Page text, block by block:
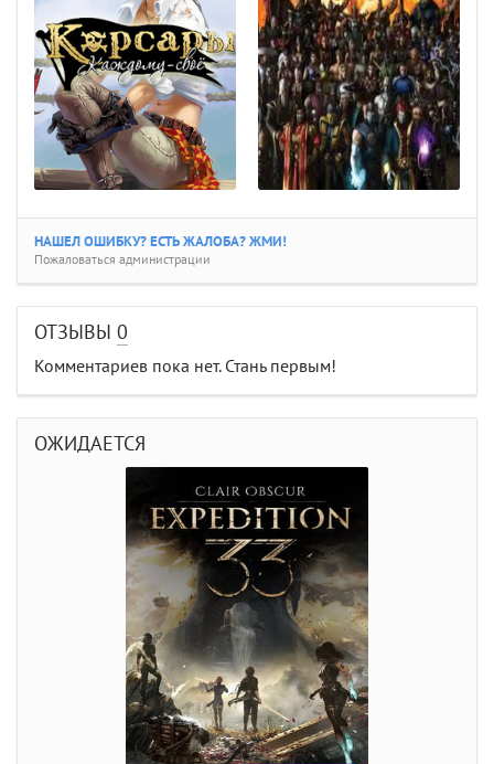
НАШЕЛ ОШИБКУ? ЕСТЬ ЖАЛОБА? ЖМИ!
Пожаловаться администрации
ОТЗЫВЫ 0
Комментариев пока нет. Стань первым!
ОЖИДАЕТСЯ